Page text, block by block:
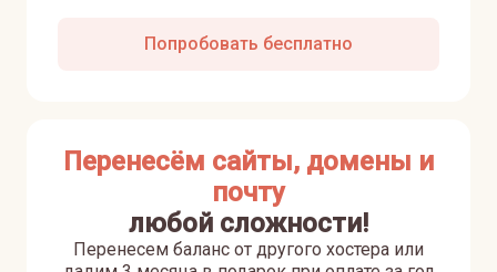
Попробовать бесплатно
Перенесём сайты, домены и
почту
любой сложности!
Перенесем баланс от другого хостера или